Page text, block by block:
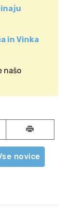
in Vinka
našo
by email
novice